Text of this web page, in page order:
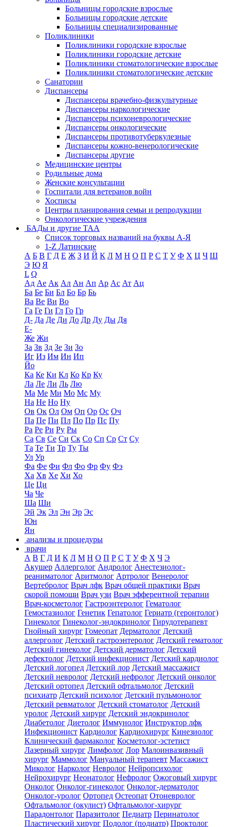
Больницы городские взрослые
Больницы городские детские
Больницы специализированные
Поликлиники
Поликлиники городские взрослые
Поликлиники городские детские
Поликлиники стоматологические взрослые
Поликлиники стоматологические детские
Санатории
Диспансеры
Диспансеры врачебно-физкультурные
Диспансеры наркологические
Диспансеры психоневрологические
Диспансеры онкологические
Диспансеры противотуберкулезные
Диспансеры кожно-венерологические
Диспансеры другие
Медицинские центры
Родильные дома
Женские консультации
Госпитали для ветеранов войн
Хосписы
Центры планирования семьи и репродукции
Онкологические учреждения
БАДы и другие ТАА
Список торговых названий на буквы А-Я
1-Z Латинские
А Б В Г Д Е Ж З И Й К Л М Н О П Р С Т У Ф Х Ц Ч Ш
Э Ю Я
L Q
Ад Ае Ак Ал Ан Ап Ар Ас Ат Ац
Ба Бе Би Бл Бо Бр Бь
Ва Ве Ви Во
Га Ге Ги Гл Го Гр
Д- Да Де Ди До Др Ду Ды Дя
Е-
Же Жи
За Зв Зд Зе Зи Зо
Иг Из Им Ин Ип
Йо
Ка Ке Ки Кл Ко Кр Ку
Ла Ле Ли Ль Лю
Ма Ме Ми Мо Мс Му
На Не Но Ну
Ов Ок Ол Ом Оп Ор Ос Оч
Па Пе Пи Пл По Пр Пс Пу
Ра Ре Ри Ру Ры
Са Св Се Си Ск Со Сп Ср Ст Су
Та Те Ти Тр Ту Ты
Ул Ур
Фа Фе Фи Фл Фо Фр Фу Фэ
Ха Хв Хе Хи Хо
Це Ци
Ча Че
Ша Ши
Эй Эк Эл Эн Эр Эс
Юн
Ян
анализы и процедуры
врачи
А В Г Д И К Л М Н О П Р С Т У Ф Х Ч Э
Акушер Аллерголог Андролог Анестезиолог-
реаниматолог Аритмолог Артролог Венеролог
Вертебролог Врач лфк Врач общей практики Врач
скорой помощи Врач узи Врач эфферентной терапии
Врач-косметолог Гастроэнтеролог Гематолог
Гемостазиолог Генетик Гепатолог Гериатр (геронтолог)
Гинеколог Гинеколог-эндокринолог Гирудотерапевт
Гнойный хирург Гомеопат Дерматолог Детский
аллерголог Детский гастроэнтеролог Детский гематолог
Детский гинеколог Детский дерматолог Детский
дефектолог Детский инфекционист Детский кардиолог
Детский логопед Детский лор Детский массажист
Детский невролог Детский нефролог Детский онколог
Детский ортопед Детский офтальмолог Детский
психиатр Детский психолог Детский пульмонолог
Детский ревматолог Детский стоматолог Детский
уролог Детский хирург Детский эндокринолог
Диабетолог Диетолог Иммунолог Инструктор лфк
Инфекционист Кардиолог Кардиохирург Кинезиолог
Клинический фармаколог Косметолог-эстетист
Лазерный хирург Лимфолог Лор Малоинвазивный
хирург Маммолог Мануальный терапевт Массажист
Миколог Нарколог Невролог Нейропсихолог
Нейрохирург Неонатолог Нефролог Ожоговый хирург
Онколог Онколог-гинеколог Онколог-дерматолог
Онколог-уролог Ортопед Остеопат Отоневролог
Офтальмолог (окулист) Офтальмолог-хирург
Парадонтолог Паразитолог Педиатр Перинатолог
Пластический хирург Подолог (подиатр) Проктолог